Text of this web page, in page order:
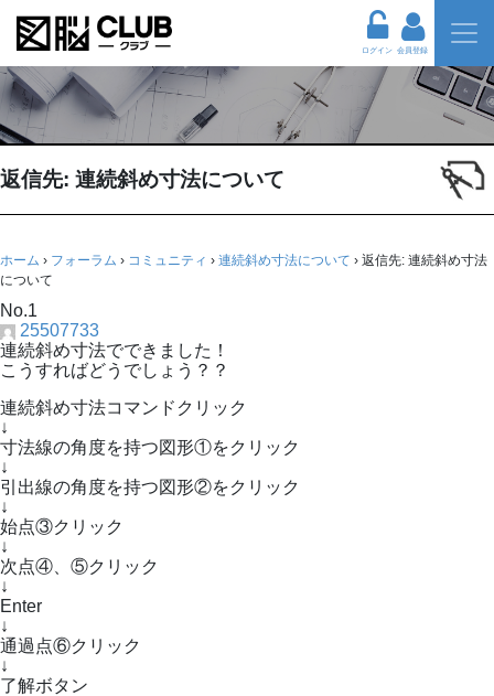
ログイン 会員登録
返信先: 連続斜め寸法について
ホーム › フォーラム › コミュニティ › 連続斜め寸法について › 返信先: 連続斜め寸法
について
No.1
25507733
連続斜め寸法でできました！
こうすればどうでしょう？？
連続斜め寸法コマンドクリック
↓
寸法線の角度を持つ図形①をクリック
↓
引出線の角度を持つ図形②をクリック
↓
始点③クリック
↓
次点④、⑤クリック
↓
Enter
↓
通過点⑥クリック
↓
了解ボタン